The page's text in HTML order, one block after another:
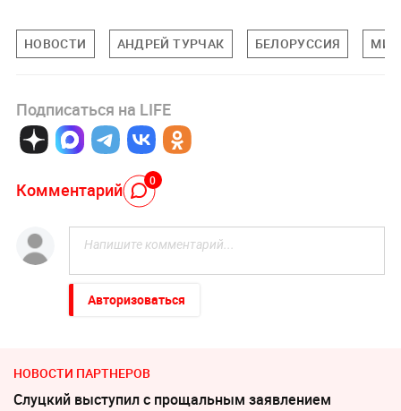
НОВОСТИ АНДРЕЙ ТУРЧАК БЕЛОРУССИЯ
Подписаться на LIFE
Комментарий 0
Авторизоваться
НОВОСТИ ПАРТНЕРОВ
Слуцкий выступил с прощальным заявлением